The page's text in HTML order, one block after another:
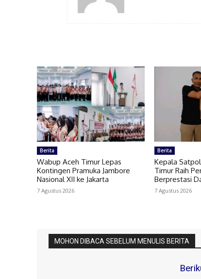
Berita
Wabup Aceh Timur Lepas
Kontingen Pramuka Jambore
Nasional XII ke Jakarta
7 Agustus 2026
Berita
Kepala
Timur Raih
Berprestasi
7 Agustus 2026
MOHON DIBACA SEBELUM MENULIS BERITA